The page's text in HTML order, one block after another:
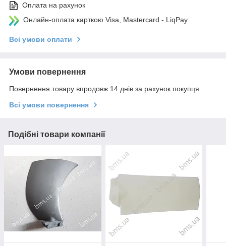
Оплата на рахунок
Онлайн-оплата карткою Visa, Mastercard - LiqPay
Всі умови оплати
Умови повернення
Повернення товару впродовж 14 днів за рахунок покупця
Всі умови повернення
Подібні товари компанії